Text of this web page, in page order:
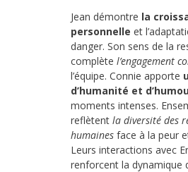
Jean démontre la
personnelle et
danger. Son sens de la
complète l’engagement
l’équipe. Connie apporte
d’humanité et
moments intenses.
reflètent la diversité des
humaines face à la peur
Leurs interactions avec
renforcent la dynamique